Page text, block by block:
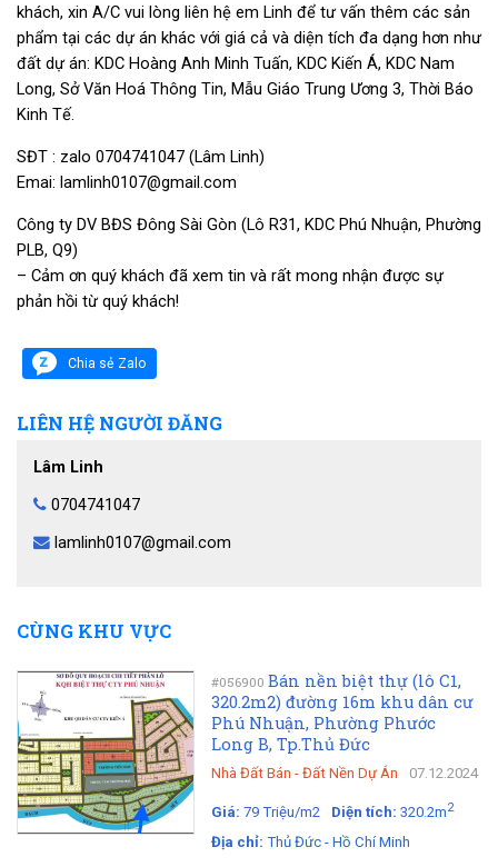
khách, xin A/C vui lòng liên hệ em Linh để tư vấn thêm các sản
phẩm tại các dự án khác với giá cả và diện tích đa dạng hơn như
đất dự án: KDC Hoàng Anh Minh Tuấn, KDC Kiến Á, KDC Nam
Long, Sở Văn Hoá Thông Tin, Mẫu Giáo Trung Ương 3, Thời Báo
Kinh Tế.
SĐT : zalo 0704741047 (Lâm Linh)
Emai: lamlinh0107@gmail.com
Công ty DV BĐS Đông Sài Gòn (Lô R31, KDC Phú Nhuận, Phường
PLB, Q9)
– Cảm ơn quý khách đã xem tin và rất mong nhận được sự
phản hồi từ quý khách!
Chia sẻ Zalo
LIÊN HỆ NGƯỜI ĐĂNG
Lâm Linh
0704741047
lamlinh0107@gmail.com
CÙNG KHU VỰC
#056900 Bán nền biệt thự (lô C1,
320.2m2) đường 16m khu dân cư
Phú Nhuận, Phường Phước
Long B, Tp.Thủ Đức
Nhà Đất Bán - Đất Nền Dự Án 07.12.2024
Giá: 79 Triệu/m2 Diện tích: 320.2m2
Địa chỉ: Thủ Đức - Hồ Chí Minh